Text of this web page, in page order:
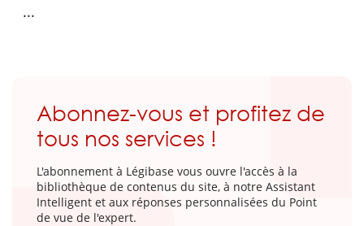
...
Abonnez-vous et profitez de
tous nos services !
L'abonnement à Légibase vous ouvre l'accès à la
bibliothèque de contenus du site, à notre Assistant
Intelligent et aux réponses personnalisées du Point
de vue de l'expert.